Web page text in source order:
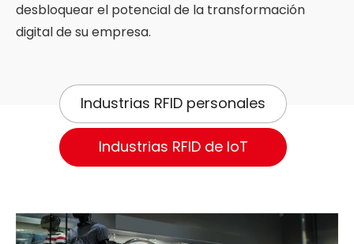
desbloquear el potencial de la transformación
digital de su empresa.
Industrias RFID personales
Industrias RFID de IoT